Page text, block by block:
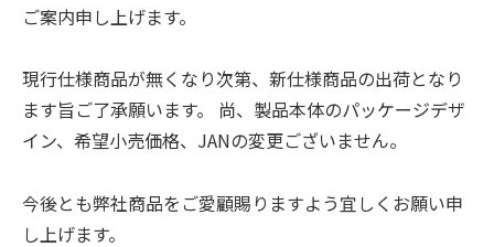
ご案内申し上げます。
現行仕様商品が無くなり次第、新仕様商品の出荷となり
ます旨ご了承願います。 尚、製品本体のパッケージデザ
イン、希望小売価格、JANの変更ございません。
今後とも弊社商品をご愛顧賜りますよう宜しくお願い申
し上げます。